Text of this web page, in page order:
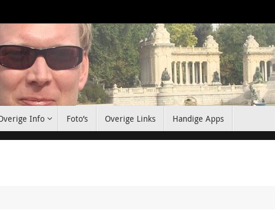
Info Foto’s Overige Links Handige Apps